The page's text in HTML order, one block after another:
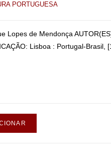
PORTUGUESA
Lopes de Mendonça
Lisboa : Portugal-Brasil,